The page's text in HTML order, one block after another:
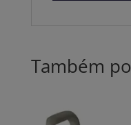
Também